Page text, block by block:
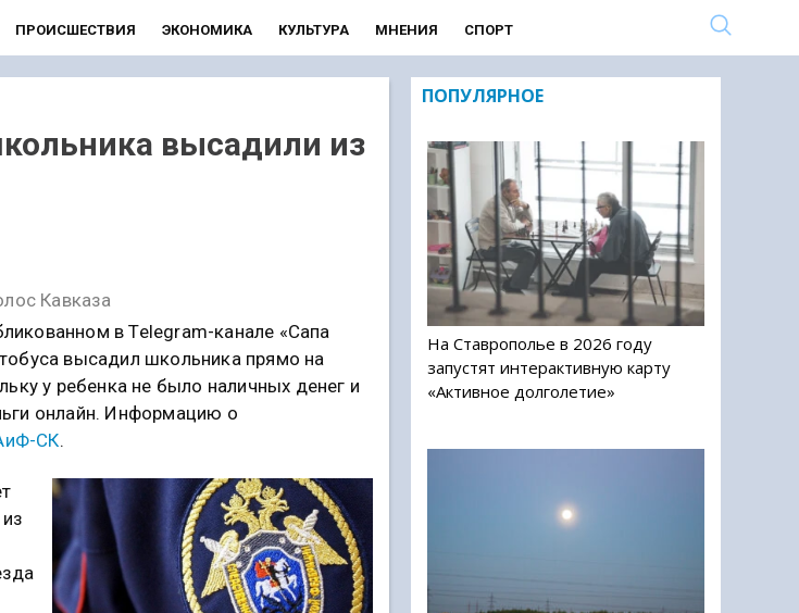
ПРОИСШЕСТВИЯ ЭКОНОМИКА КУЛЬТУРА МНЕНИЯ СПОРТ
высадили из
Кавказа
в Telegram-канале «Сапа
высадил школьника прямо на
у ребенка не было наличных денег и
онлайн. Информацию о
СК.
ПОПУЛЯРНОЕ
На Ставрополье в 2026 году
запустят интерактивную карту
«Активное долголетие»